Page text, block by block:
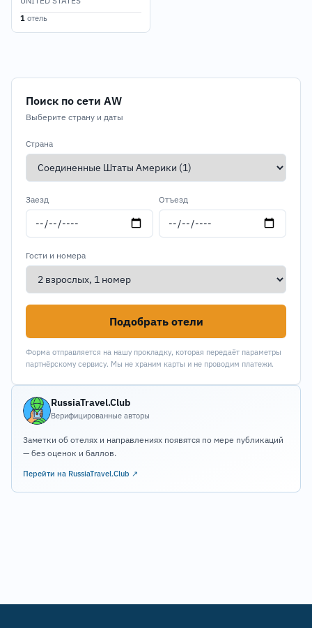
1 отель
Поиск по сети AW
Выберите страну и даты
Страна
Заезд Отъезд
Гости и номера
Подобрать отели
Форма отправляется на нашу прокладку, которая передаёт параметры
партнёрскому сервису. Мы не храним карты и не проводим платежи.
RussiaTravel.Club
Верифицированные авторы
Заметки об отелях и направлениях появятся по мере публикаций
— без оценок и баллов.
Перейти на RussiaTravel.Club ↗